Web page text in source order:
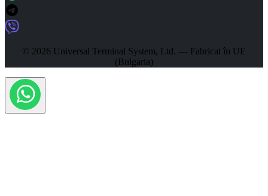
© 2026 Universal Terminal System, Ltd. — Fabricat în UE
(Bulgaria)